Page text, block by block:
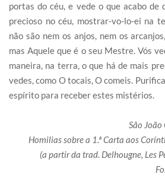
portas do céu, e vede o que acabo de
precioso no céu, mostrar-vo-lo-ei na
não são nem os anjos, nem os
mas Aquele que é o seu Mestre. Vós
maneira, na terra, o que há de mais
vedes, como O tocais, O comeis.
espírito para receber estes mistérios.
São
Homilias sobre a 1.ª Carta aos
(a partir da trad. Delhougne, Les